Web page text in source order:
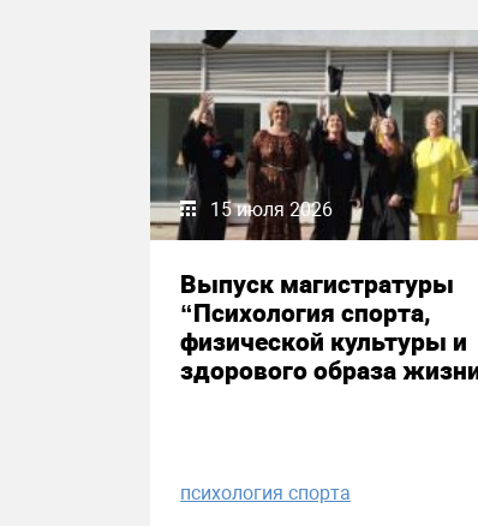
15 июля 2026
Выпуск магистратуры
“Психология спорта,
физической культуры и
здорового образа
психология спорта